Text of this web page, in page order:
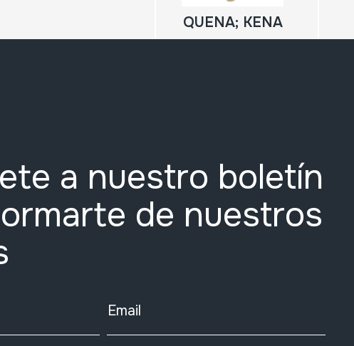
QUENA; KENA
a nuestro boletín
de nuestros
Email